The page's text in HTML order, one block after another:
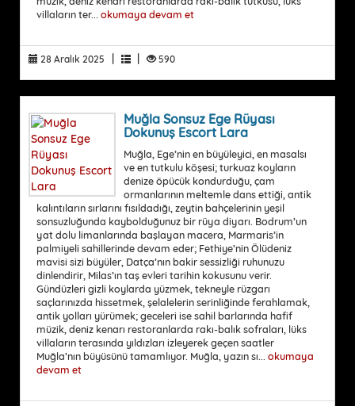
villaların ter... okumaya devam et
28 Aralık 2025 | | 590
Muğla Sonsuz Ege Rüyası
Dokunuş Escort Lara
Muğla, Ege’nin en büyüleyici, en masalsı
ve en tutkulu köşesi; turkuaz koyların
denize öpücük kondurduğu, çam
ormanlarının meltemle dans ettiği, antik
kalıntıların sırlarını fısıldadığı, zeytin bahçelerinin yeşil
sonsuzluğunda kaybolduğunuz bir rüya diyarı. Bodrum’un
yat dolu limanlarında başlayan macera, Marmaris’in
palmiyeli sahillerinde devam eder; Fethiye’nin Ölüdeniz
mavisi sizi büyüler, Datça’nın bakir sessizliği ruhunuzu
dinlendirir, Milas’ın taş evleri tarihin kokusunu verir.
Gündüzleri gizli koylarda yüzmek, tekneyle rüzgarı
saçlarınızda hissetmek, şelalelerin serinliğinde ferahlamak,
antik yolları yürümek; geceleri ise sahil barlarında hafif
müzik, deniz kenarı restoranlarda rakı-balık sofraları, lüks
villaların terasında yıldızları izleyerek geçen saatler
Muğla’nın büyüsünü tamamlıyor. Muğla, yazın sı... okumaya
devam et